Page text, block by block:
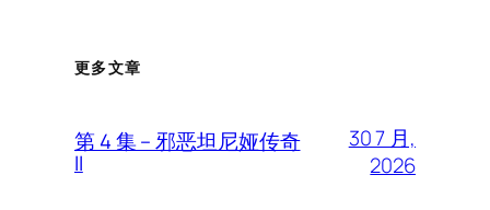
更多文章
第 4 集 – 邪恶坦尼娅传奇
II
30 7 月,
2026